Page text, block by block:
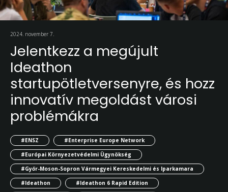
2024. november 7.
Jelentkezz a megújult
Ideathon
startupötletversenyre, és hozz
innovatív megoldást városi
problémákra
#ENSZ
#Enterprise Europe Network
#Európai Környezetvédelmi Ügynökség
#Győr-Moson-Sopron Vármegyei Kereskedelmi és Iparkamara
#Ideathon
#Ideathon 6 Rapid Edition